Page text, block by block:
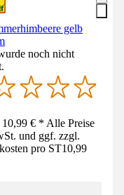
gelb
noch nicht
€ * Alle Preise
und ggf. zzgl.
pro ST10,99